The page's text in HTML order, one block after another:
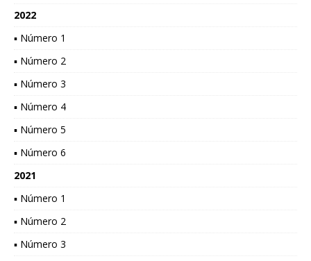
2022
▪ Número 1
▪ Número 2
▪ Número 3
▪ Número 4
▪ Número 5
▪ Número 6
2021
▪ Número 1
▪ Número 2
▪ Número 3